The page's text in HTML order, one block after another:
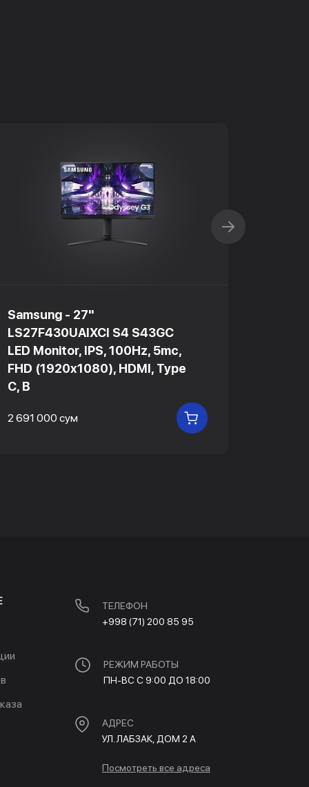
Samsung - 27"
LS27F430UAIXCI S4 S43GC
LED Monitor, IPS, 100Hz, 5mc,
FHD (1920x1080), HDMI, Type
C, B
2 691 000 сум В КОРЗИНУ
ТЕЛЕФОН
+998 (71) 200 85 95
РЕЖИМ РАБОТЫ
ПН-ВС С 9:00 ДО 18:00
АДРЕС
УЛ. ЛАБЗАК, ДОМ 2 A
Посмотреть все адреса